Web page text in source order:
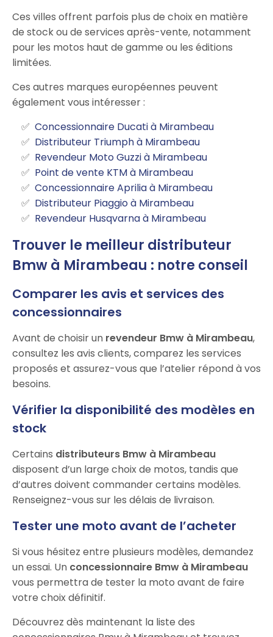
Ces villes offrent parfois plus de choix en matière
de stock ou de services après-vente, notamment
pour les motos haut de gamme ou les éditions
limitées.
Ces autres marques européennes peuvent
également vous intéresser :
Concessionnaire Ducati à Mirambeau
Distributeur Triumph à Mirambeau
Revendeur Moto Guzzi à Mirambeau
Point de vente KTM à Mirambeau
Concessionnaire Aprilia à Mirambeau
Distributeur Piaggio à Mirambeau
Revendeur Husqvarna à Mirambeau
Trouver le meilleur distributeur
Bmw à Mirambeau : notre conseil
Comparer les avis et services des
concessionnaires
Avant de choisir un revendeur Bmw à Mirambeau,
consultez les avis clients, comparez les services
proposés et assurez-vous que l’atelier répond à vos
besoins.
Vérifier la disponibilité des modèles en
stock
Certains distributeurs Bmw à Mirambeau
disposent d’un large choix de motos, tandis que
d’autres doivent commander certains modèles.
Renseignez-vous sur les délais de livraison.
Tester une moto avant de l’acheter
Si vous hésitez entre plusieurs modèles, demandez
un essai. Un concessionnaire Bmw à Mirambeau
vous permettra de tester la moto avant de faire
votre choix définitif.
Découvrez dès maintenant la liste des